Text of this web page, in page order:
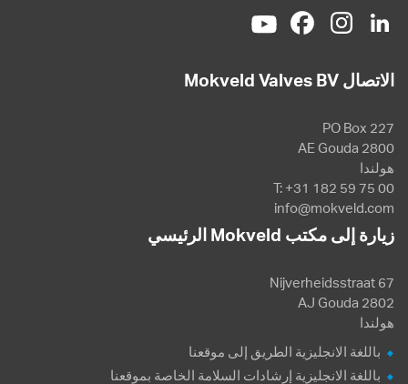
الاتصال Mokveld Valves BV
PO Box 227
2800 AE Gouda
هولندا
T: +31 182 59 75 00
info@mokveld.com
زيارة إلى مكتب Mokveld الرئيسي
Nijverheidsstraat 67
2802 AJ Gouda
هولندا
باللغة الانجليزية الطريق إلى موقعنا
باللغة الانجليزية إرشادات السلامة الخاصة بموقعنا